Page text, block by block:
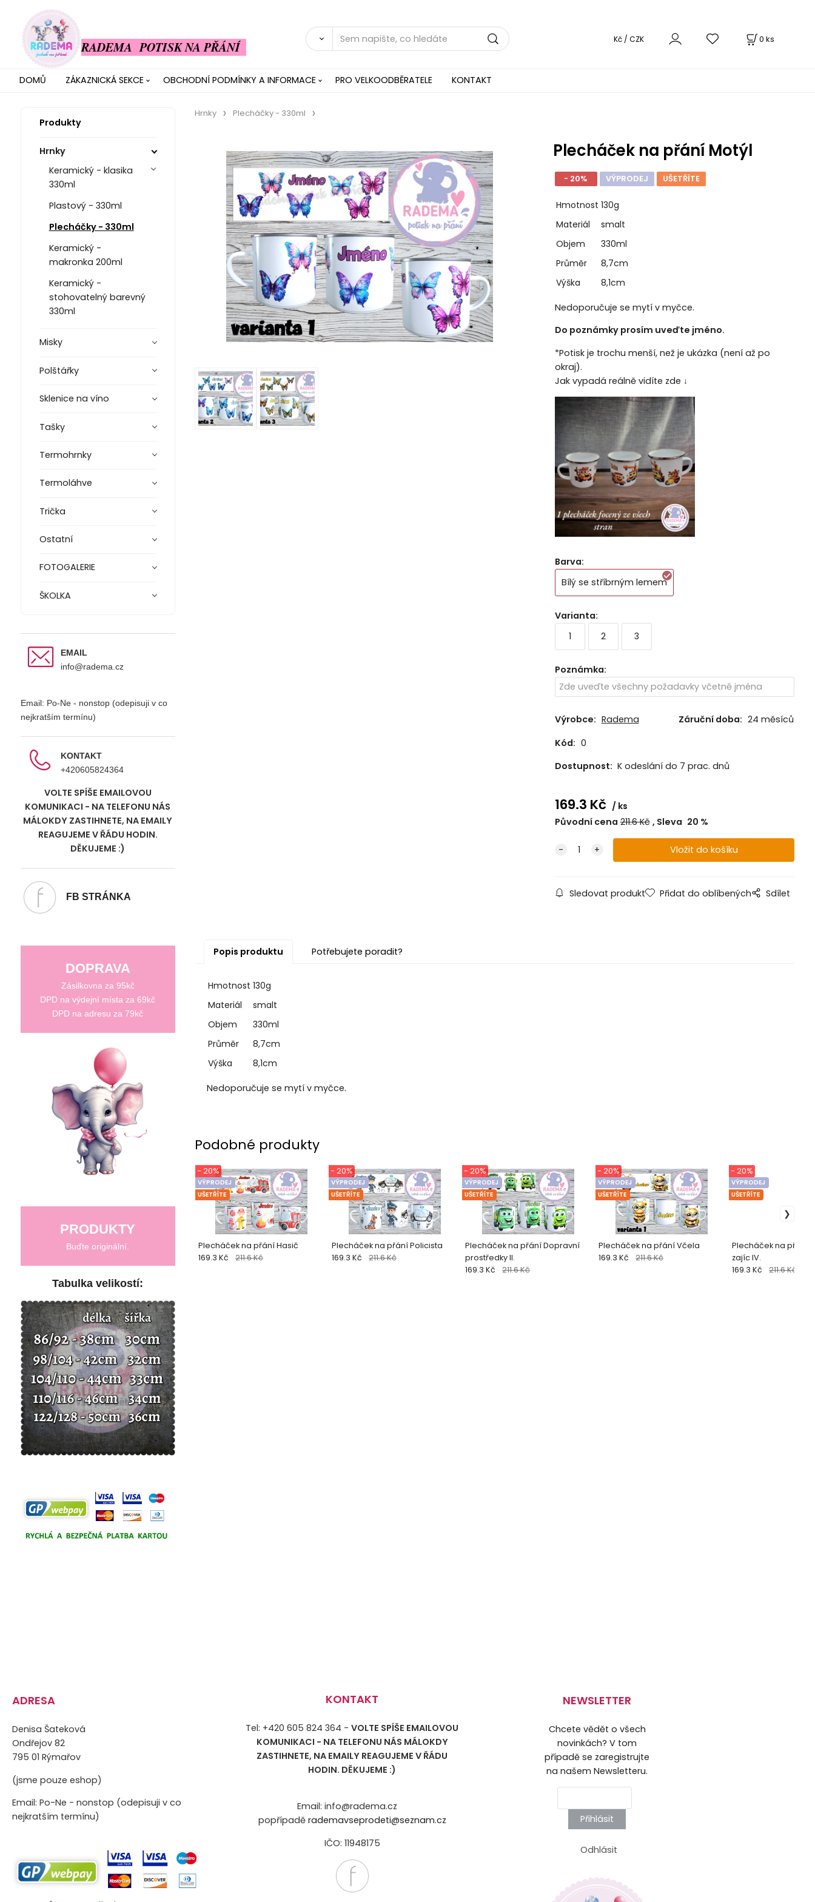
RADEMA POTISK NA PŘÁNÍ 0 ks
Kč / CZK
DOMŮ ZÁKAZNICKÁ SEKCE OBCHODNÍ PODMÍNKY A INFORMACE PRO VELKOODBĚRATELE KONTAKT
Produkty
Hrnky
Keramický - klasika
330ml
Plastový - 330ml
Plecháčky - 330ml
Keramický -
makronka 200ml
Keramický -
stohovatelný barevný
330ml
Misky
Polštářky
Sklenice na víno
Tašky
Termohrnky
Termoláhve
Trička
Ostatní
FOTOGALERIE
ŠKOLKA
EMAIL
info@radema.cz
Email: Po-Ne - nonstop (odepisuji v co
nejkratším termínu)
KONTAKT
+420605824364
VOLTE SPÍŠE EMAILOVOU
KOMUNIKACI - NA TELEFONU NÁS
MÁLOKDY ZASTIHNETE, NA EMAILY
REAGUJEME V ŘÁDU HODIN.
DĚKUJEME :)
FB STRÁNKA
DOPRAVA
Zásilkovna za 95kč
DPD na výdejní místa za 69kč
DPD na adresu za 79kč
PRODUKTY
Buďte originální.
Tabulka velikostí:
Hrnky Plecháčky - 330ml
Plecháček na přání Motýl
- 20% VÝPRODEJ UŠETŘÍTE
Hmotnost 130g
Materiál
smalt
Objem
330ml
Průměr
8,7cm
Výška
8,1cm
Nedoporučuje se mytí v myčce.
Do poznámky prosím uveďte jméno.
*Potisk je trochu menší, než je ukázka (není až po
okraj).
Jak vypadá reálně vidíte zde ↓
Barva:
Bílý se stříbrným lemem
Varianta:
1
2 3
Poznámka:
Výrobce: Radema Záruční doba: 24 měsíců
Kód: 0
Dostupnost: K odeslání do 7 prac. dnů
169.3 Kč
ks
Původní cena 211.6Kč Sleva 20 %
Sledovat produkt Přidat do oblíbených Sdílet
Popis produktu Potřebujete poradit?
Hmotnost 130g
Materiál
smalt
Objem
330ml
Průměr
8,7cm
Výška
8,1cm
Nedoporučuje se mytí v myčce.
Podobné produkty
Plecháček na přání Hasič
VÝPRODEJ
UŠETŘÍTE
- 20%
169.3 Kč 211.6 Kč
Plecháček na přání Policista
VÝPRODEJ
UŠETŘÍTE
- 20%
169.3 Kč 211.6 Kč
Plecháček na přání Dopravní
prostředky II.
VÝPRODEJ
UŠETŘÍTE
- 20%
169.3 Kč 211.6 Kč
Plecháček na přání Včela
VÝPRODEJ
UŠETŘÍTE
- 20%
169.3 Kč 211.6 Kč
Plecháček na přání
zajíc IV.
VÝPRODEJ
UŠETŘÍTE
- 20%
169.3 Kč 211.6 Kč
ADRESA
Denisa Šateková
Ondřejov 82
795 01 Rýmařov
(jsme pouze eshop)
Email: Po-Ne - nonstop (odepisuji v co
nejkratším termínu)
KONTAKT
Tel: +420 605 824 364 -VOLTE SPÍŠE EMAILOVOU
KOMUNIKACI - NA TELEFONU NÁS MÁLOKDY
ZASTIHNETE, NA EMAILY REAGUJEME V ŘÁDU
HODIN. DĚKUJEME :)
Email: info@radema.cz
popřípadě rademavseprodeti@seznam.cz
IČO: 11948175
NEWSLETTER
Chcete vědět o všech
novinkách? V tom
případě se zaregistrujte
na našem Newsletteru.
Přihlásit
Odhlásit